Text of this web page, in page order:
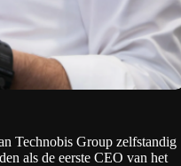
Technobis Group zelfstandig
als de eerste CEO van het